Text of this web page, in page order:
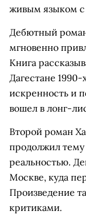
живым языком
Дебютный
мгновенно
Книга
Дагестане
искренность и
вошел в лонг-
Второй роман
продолжил тему
реальностью.
Москве, куда
Произведение
критиками.